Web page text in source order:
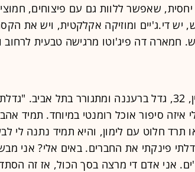
יחסית, שאפשר ללוות גם עם פיצוחים,
יש די.ג'יים ומוזיקה אקלקטית, ויש את
חמארה דה פיג'וטו מרגישה טבעית לרחוב
עילי ברנשטיין, 32, גדל ברעננה ומתגורר בתל
איזה סיפור אוכל רומנטי במיוחד. תמיד
תרד חלוט עם לימון, והיא תמיד נתנה לי
פינקתי את החברים. באים אלי? אני
אני אדם די מרצה בסך הכול, אז זה